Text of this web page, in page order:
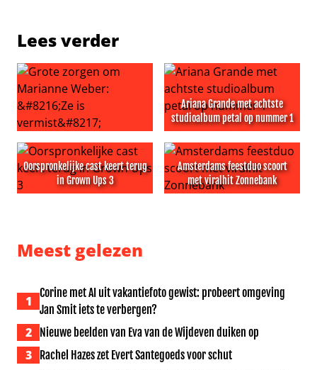
Lees verder
Grote zorgen om Marianne Weber: ‘Ze is vermist’
Ariana Grande met achtste
studioalbum petal op nummer 1
Ariana Grande met achtste
Oorspronkelijke cast keert terug
in Grown Ups 3
Amsterdams feestduo scoort
met viralhit Zonnebank
Meest gelezen
1
Corine met AI uit vakantiefoto gewist: probeert omgeving
Jan Smit iets te verbergen?
2 Nieuwe beelden van Eva van de Wijdeven duiken op
3 Rachel Hazes zet Evert Santegoeds voor schut